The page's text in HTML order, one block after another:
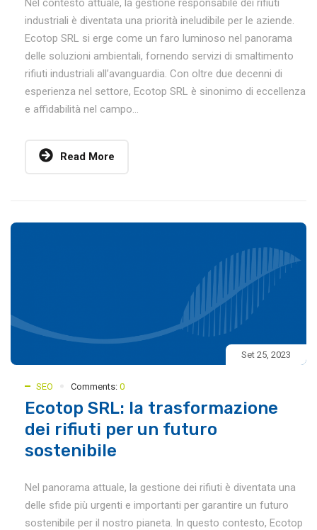
Nel contesto attuale, la gestione responsabile dei rifiuti
industriali è diventata una priorità ineludibile per le aziende.
Ecotop SRL si erge come un faro luminoso nel panorama
delle soluzioni ambientali, fornendo servizi di smaltimento
rifiuti industriali all’avanguardia. Con oltre due decenni di
esperienza nel settore, Ecotop SRL è sinonimo di eccellenza
e affidabilità nel campo...
Read More
Set 25, 2023
SEO Comments: 0
Ecotop SRL: la trasformazione
dei rifiuti per un futuro
sostenibile
Nel panorama attuale, la gestione dei rifiuti è diventata una
delle sfide più urgenti e importanti per garantire un futuro
sostenibile per il nostro pianeta. In questo contesto, Ecotop